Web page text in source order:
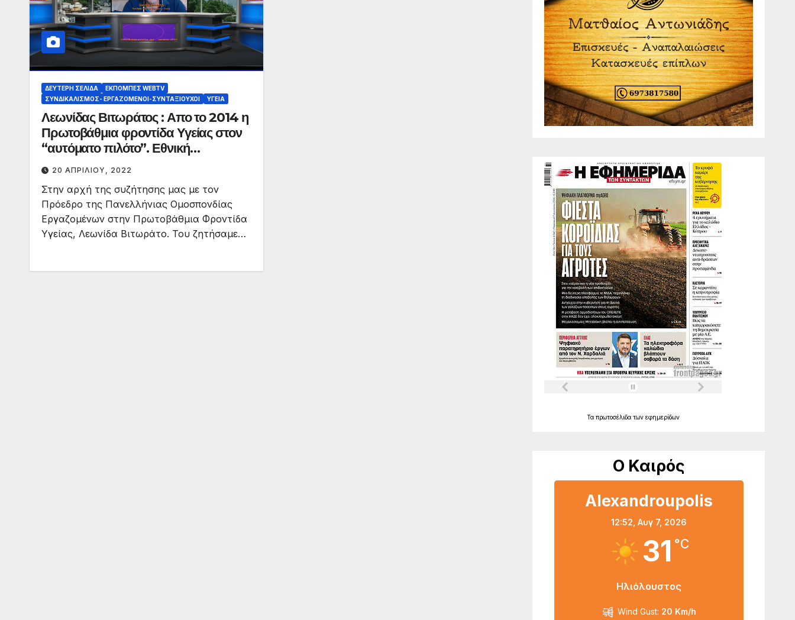
ΔΕΎΤΕΡΗ ΣΕΛΊΔΑ
ΕΚΠΟΜΠΈΣ WEBTV
ΣΥΝΔΙΚΑΛΙΣΜΌΣ- ΕΡΓΑΖΌΜΕΝΟΙ-ΣΥΝΤΑΞΙΟΎΧΟΙ
ΥΓΕΊΑ
Λεωνίδας Βιτωράτος : Απο το 2014 η
Πρωτοβάθμια φροντίδα Υγείας στον
“αυτόματο πιλότο”. Εθνική
στρατηγική η υγεία στα ακριτικά
νησιά μας.
20 ΑΠΡΙΛΊΟΥ, 2022
Στην αρχή της συζήτησης μας με τον
Πρόεδρο της Πανελλήνιας Ομοσπονδίας
Εργαζομένων στην Πρωτοβάθμια Φροντίδα
Υγείας, Λεωνίδα Βιτωράτο. Του ζητήσαμε…
Τα πρωτοσέλιδα των εφημερίδων
Ο Καιρός
Alexandroupolis
12:52, Αυγ 7, 2026
31 °C
Ηλιόλουστος
Wind Gust: 20 Km/h